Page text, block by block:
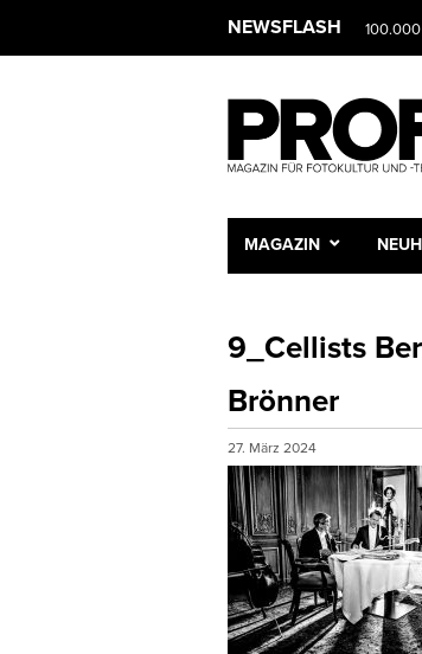
NEWSFLASH
MAGAZIN
9_Cellists
Brönner
27. März 2024